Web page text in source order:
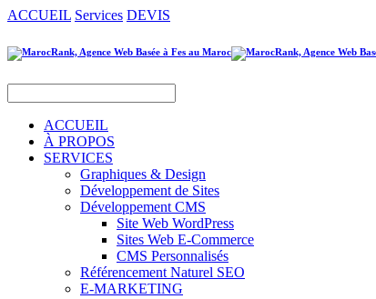
ACCUEIL Services DEVIS
ACCUEIL
À PROPOS
SERVICES
Graphiques & Design
Développement de Sites
Développement CMS
Site Web WordPress
Sites Web E-Commerce
CMS Personnalisés
Référencement Naturel SEO
E-MARKETING